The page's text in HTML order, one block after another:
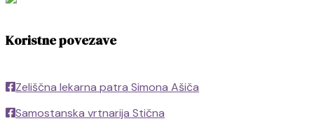
Koristne povezave
Zeliščna lekarna patra Simona Ašiča
Samostanska vrtnarija Stična